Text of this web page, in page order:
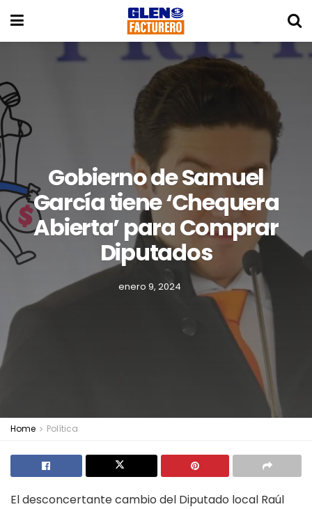
Gobierno de Samuel
García tiene ‘Chequera
Abierta’ para Comprar
Diputados
enero 9, 2024
Home Política
El desconcertante cambio del Diputado local Raúl